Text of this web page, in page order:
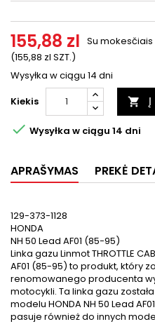
155,88 zl
(155,88 zl SZT.)
Su mokesčiais
Wysyłka w ciągu 14 dni
Kiekis
 Į
 Wysyłka w ciągu 14 dni
APRAŠYMAS PREKĖ
129-373-1128
HONDA
NH 50 Lead AF01 (85-95)
Linka gazu Linmot THROTTLE
AF01 (85-95) to produkt, który
renomowanego producenta
motocykli. Ta linka gazu
modelu HONDA NH 50 Lead
pasuje również do innych